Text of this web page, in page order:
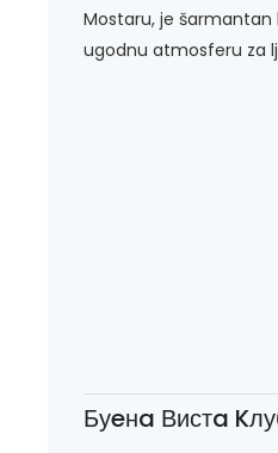
Mostaru, je šarmantan
ugodnu atmosferu za
Буeнa Вистa